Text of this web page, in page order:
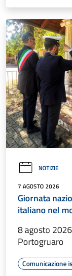
NOTIZIE
7 AGOSTO 2026
Giornata
italiano nel
8 agosto
Portogruaro
Comunicazione